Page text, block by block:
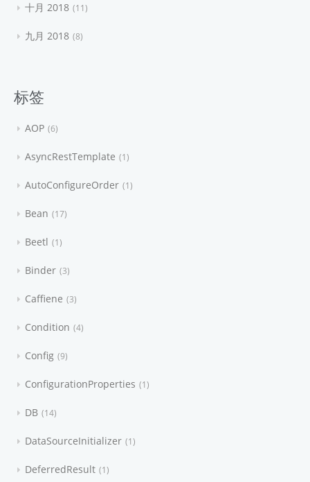
十月 2018 11
九月 2018 8
标签
AOP 6
AsyncRestTemplate 1
AutoConfigureOrder 1
Bean 17
Beetl 1
Binder 3
Caffiene 3
Condition 4
Config 9
ConfigurationProperties 1
DB 14
DataSourceInitializer 1
DeferredResult 1